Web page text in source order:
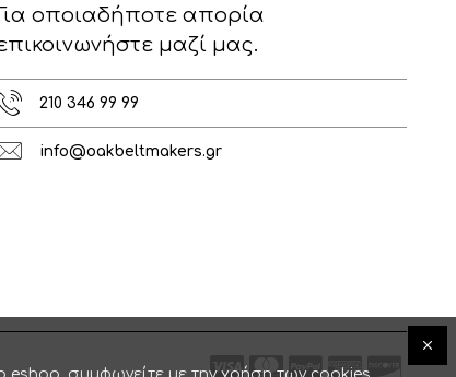
οποιαδήποτε απορία
μαζί μας.
210 346 99 99
info@oakbeltmakers.gr